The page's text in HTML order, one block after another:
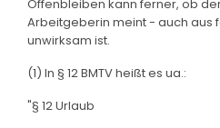
Offenbleiben kann ferner, ob
Arbeitgeberin meint - auch aus
unwirksam ist.
(1) In § 12 BMTV heißt es ua.:
"§ 12 Urlaub